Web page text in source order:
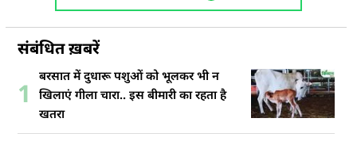
संबंधित ख़बरें
1
बरसात में दुधारू पशुओं को भूलकर भी न
खिलाएं गीला चारा.. इस बीमारी का रहता है
खतरा